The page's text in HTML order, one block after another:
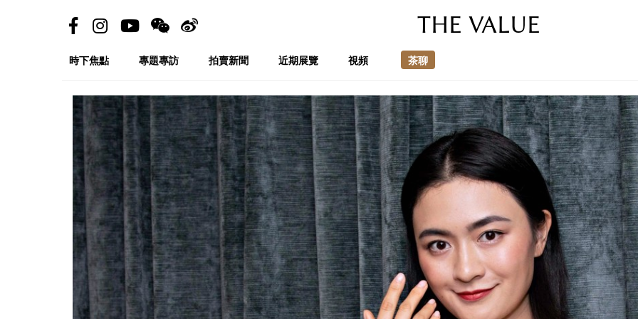
THE VALUE
時下焦點 專題專訪 拍賣新聞 近期展覽 視頻 茶聊